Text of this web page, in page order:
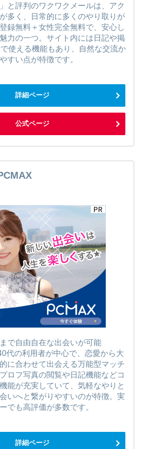
と評判のワクワクメールは、アク
多く、日常的に多くのやり取りが
録無料＋女性完全無料で、安心し
力の一つ。サイト内には日記や掲
使える機能もあり、自然な交流か
すい点が特徴です。
詳細ページ
公式ページ
で自由自在な出会いが可能
代の利用者が中心で、恋愛から大
に合わせて出会える万能型マッチ
ロフ写真の閲覧や日記機能などコ
能が充実していて、気軽なやりと
いへと繋がりやすいのが特徴。実
でも高評価が多数です。
詳細ページ